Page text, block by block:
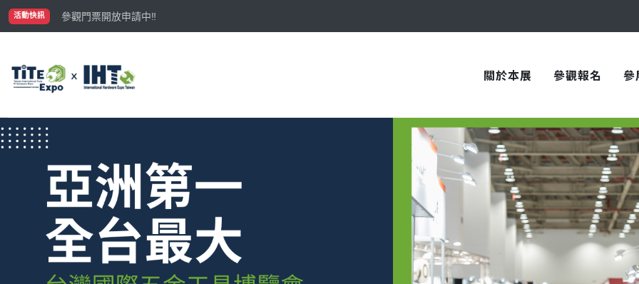
活動快訊
參觀門票開放申請中‼️
最大規模台灣五金展TiTE x IHT，2026/10/20-22與您在臺中國際會展中心再次相見！
關於本展 參觀報名 參